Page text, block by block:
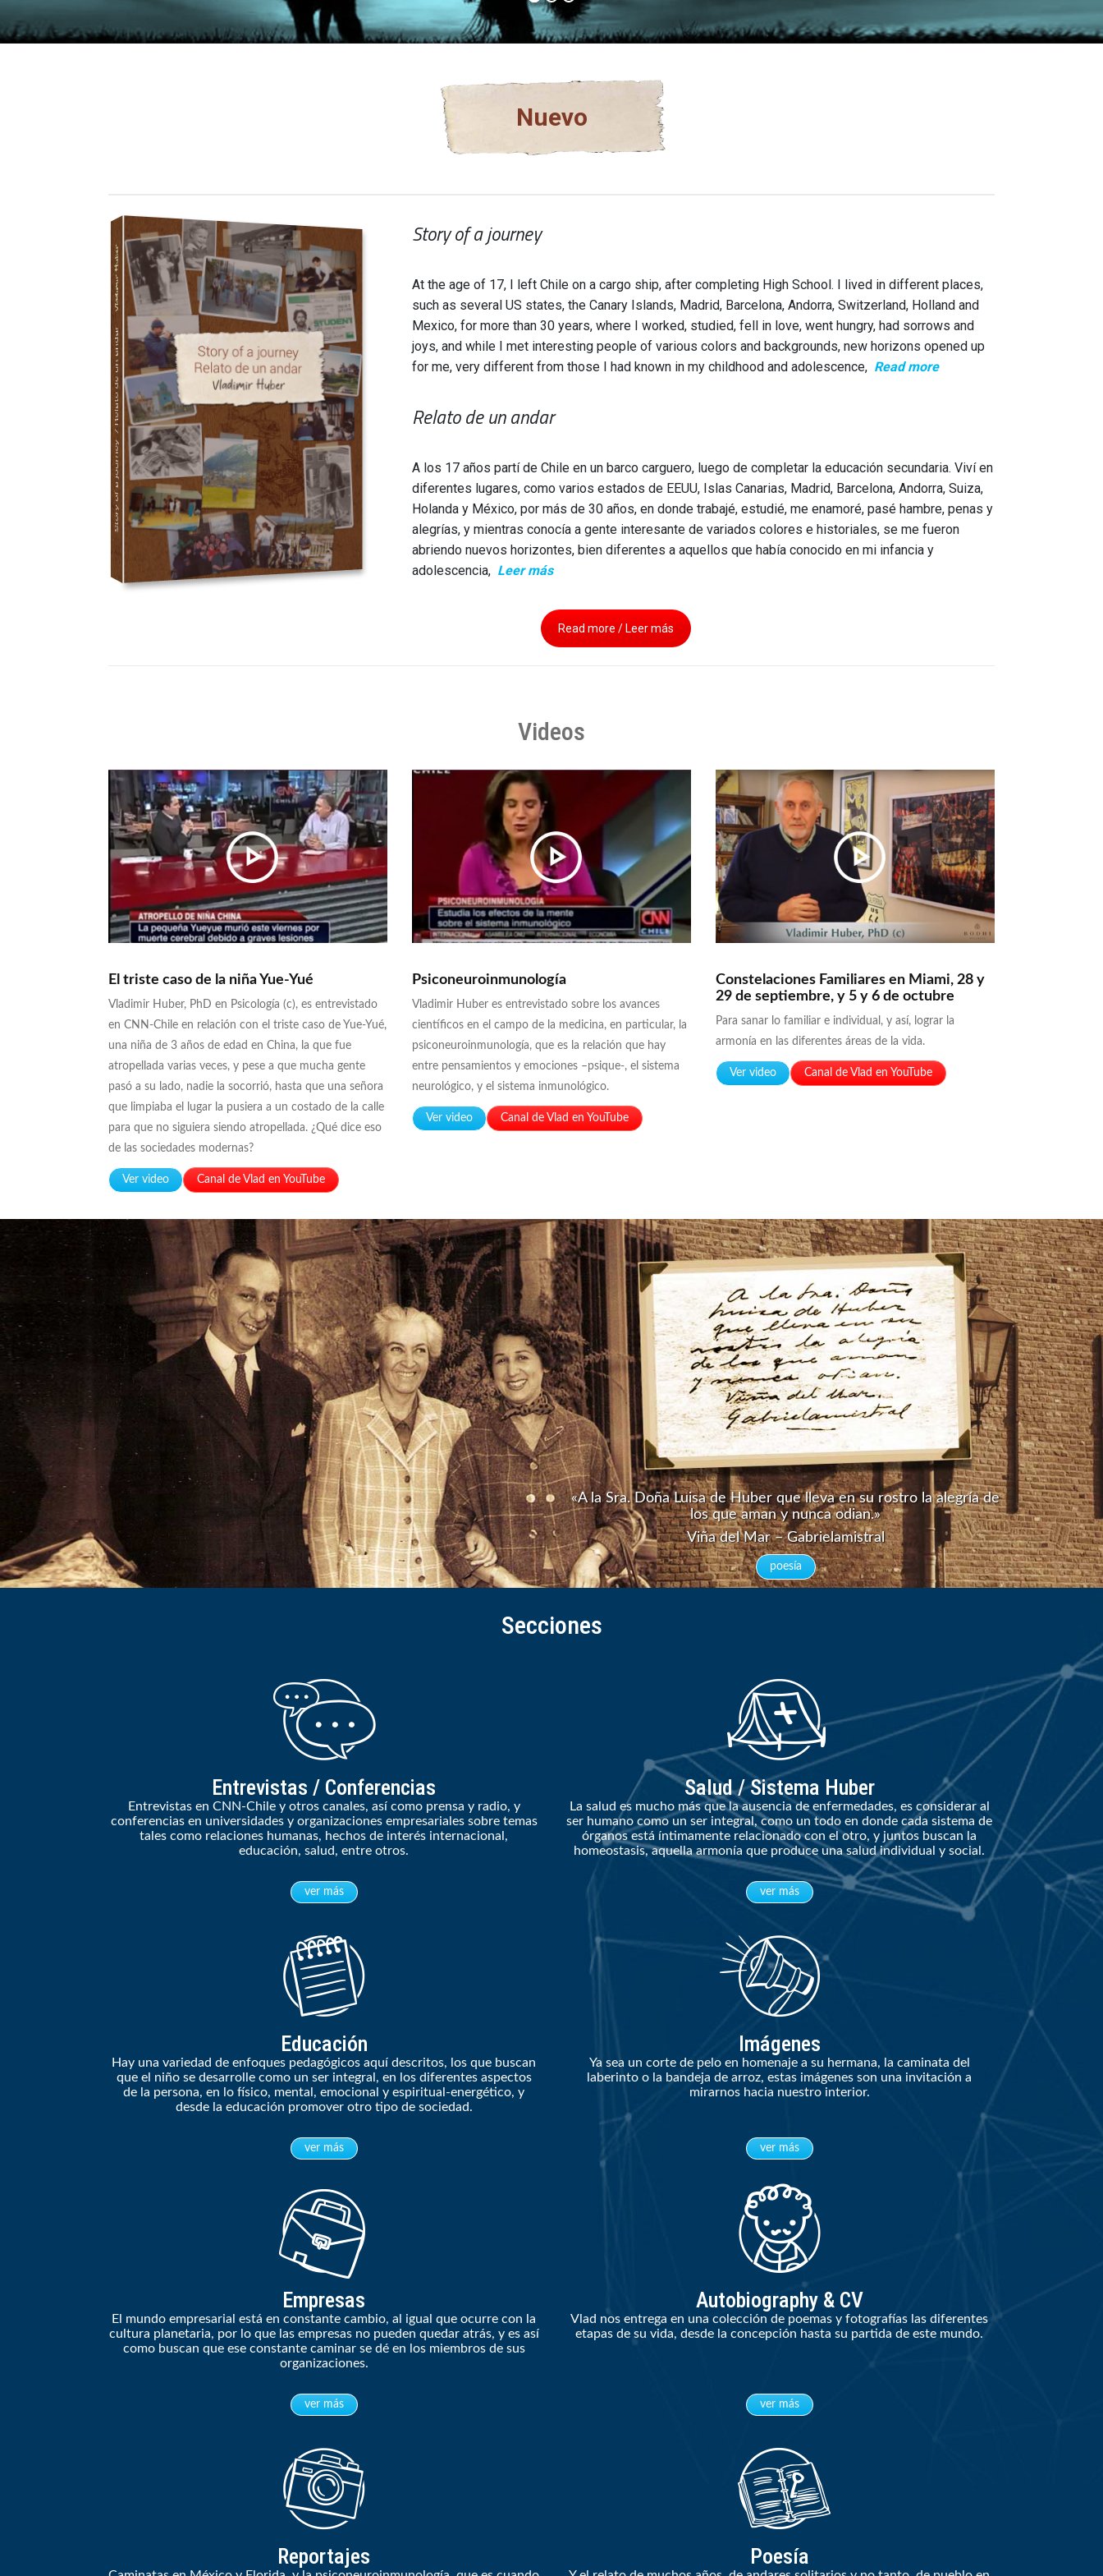
Nuevo
Story of a journey
At the age of 17, I left Chile on a cargo ship, after completing High School. I lived in different places,
such as several US states, the Canary Islands, Madrid, Barcelona, Andorra, Switzerland, Holland and
Mexico, for more than 30 years, where I worked, studied, fell in love, went hungry, had sorrows and
joys, and while I met interesting people of various colors and backgrounds, new horizons opened up
for me, very different from those I had known in my childhood and adolescence, Read more
Relato de un andar
A los 17 años partí de Chile en un barco carguero, luego de completar la educación secundaria. Viví en
diferentes lugares, como varios estados de EEUU, Islas Canarias, Madrid, Barcelona, Andorra, Suiza,
Holanda y México, por más de 30 años, en donde trabajé, estudié, me enamoré, pasé hambre, penas y
alegrías, y mientras conocía a gente interesante de variados colores e historiales, se me fueron
abriendo nuevos horizontes, bien diferentes a aquellos que había conocido en mi infancia y
adolescencia, Leer más
Read more / Leer más
Videos
El triste caso de la niña Yue-Yué
Vladimir Huber, PhD en Psicología (c), es entrevistado
en CNN-Chile en relación con el triste caso de Yue-Yué,
una niña de 3 años de edad en China, la que fue
atropellada varias veces, y pese a que mucha gente
pasó a su lado, nadie la socorrió, hasta que una señora
que limpiaba el lugar la pusiera a un costado de la calle
para que no siguiera siendo atropellada. ¿Qué dice eso
de las sociedades modernas?
Ver video Canal de Vlad en YouTube
Psiconeuroinmunología
Vladimir Huber es entrevistado sobre los avances
científicos en el campo de la medicina, en particular, la
psiconeuroinmunología, que es la relación que hay
entre pensamientos y emociones –psique-, el sistema
neurológico, y el sistema inmunológico.
Ver video Canal de Vlad en YouTube
Constelaciones Familiares en Miami, 28 y
29 de septiembre, y 5 y 6 de octubre
Para sanar lo familiar e individual, y así, lograr la
armonía en las diferentes áreas de la vida.
Ver video Canal de Vlad en YouTube
«A la Sra. Doña Luisa de Huber que lleva en su rostro la alegría de
los que aman y nunca odian.»
Viña del Mar – Gabrielamistral
poesía
Secciones
Entrevistas / Conferencias
Entrevistas en CNN-Chile y otros canales, así como prensa y radio, y
conferencias en universidades y organizaciones empresariales sobre temas
tales como relaciones humanas, hechos de interés internacional,
educación, salud, entre otros.
ver más
Salud / Sistema Huber
La salud es mucho más que la ausencia de enfermedades, es considerar al
ser humano como un ser integral, como un todo en donde cada sistema de
órganos está íntimamente relacionado con el otro, y juntos buscan la
homeostasis, aquella armonía que produce una salud individual y social.
ver más
Educación
Hay una variedad de enfoques pedagógicos aquí descritos, los que buscan
que el niño se desarrolle como un ser integral, en los diferentes aspectos
de la persona, en lo físico, mental, emocional y espiritual-energético, y
desde la educación promover otro tipo de sociedad.
ver más
Imágenes
Ya sea un corte de pelo en homenaje a su hermana, la caminata del
laberinto o la bandeja de arroz, estas imágenes son una invitación a
mirarnos hacia nuestro interior.
ver más
Empresas
El mundo empresarial está en constante cambio, al igual que ocurre con la
cultura planetaria, por lo que las empresas no pueden quedar atrás, y es así
como buscan que ese constante caminar se dé en los miembros de sus
organizaciones.
ver más
Autobiography & CV
Vlad nos entrega en una colección de poemas y fotografías las diferentes
etapas de su vida, desde la concepción hasta su partida de este mundo.
ver más
Reportajes Poesía